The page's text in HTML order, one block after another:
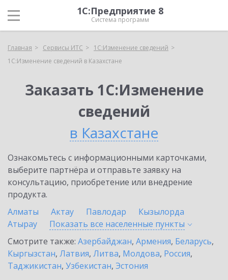
1С:Предприятие 8
Система программ
Главная Сервисы ИТС
1С:Изменение сведений
1С:Изменение сведений в Казахстане
Заказать 1С:Изменение
сведений
в Казахстане
Ознакомьтесь с информационными карточками,
выберите партнёра и отправьте заявку на
консультацию, приобретение или внедрение
продукта.
Алматы
Актау Павлодар
Кызылорда
Атырау
Показать все населенные пункты
Смотрите также: Азербайджан, Армения, Беларусь,
Кыргызстан, Латвия, Литва, Молдова, Россия,
Таджикистан, Узбекистан, Эстония